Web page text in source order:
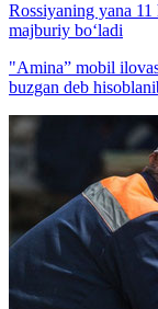
Rossiyaning yana
majburiy bo‘ladi
"Amina” mobil
buzgan deb